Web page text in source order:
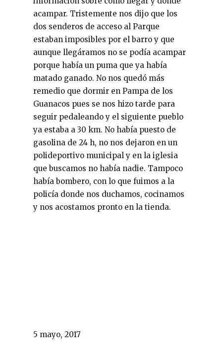
acampar. Tristemente nos dijo que los
dos senderos de acceso al Parque
estaban imposibles por el barro y que
aunque llegáramos no se podía acampar
porque había un puma que ya había
matado ganado. No nos quedó más
remedio que dormir en Pampa de los
Guanacos pues se nos hizo tarde para
seguir pedaleando y el siguiente pueblo
ya estaba a 30 km. No había puesto de
gasolina de 24 h, no nos dejaron en un
polideportivo municipal y en la iglesia
que buscamos no había nadie. Tampoco
había bombero, con lo que fuimos a la
policía donde nos duchamos, cocinamos
y nos acostamos pronto en la tienda.
5 mayo, 2017